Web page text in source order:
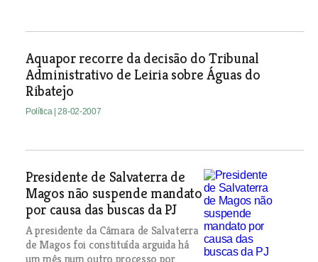
Aquapor recorre da decisão do Tribunal
Administrativo de Leiria sobre Águas do
Ribatejo
Política | 28-02-2007
Presidente de Salvaterra de
Magos não suspende mandato
por causa das buscas da PJ
A presidente da Câmara de Salvaterra
de Magos foi constituída arguida há
um mês num outro processo por